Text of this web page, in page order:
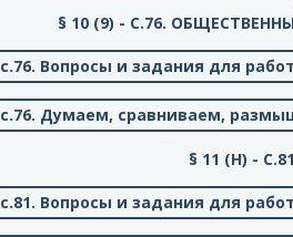
§ 10 (9) - C.76.
с.76. Вопросы и задания для
с.76. Думаем, сравниваем,
§ 11 (Н) -
с.81. Вопросы и задания для